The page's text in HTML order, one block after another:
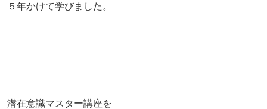
５年かけて学びました。
潜在意識マスター講座を